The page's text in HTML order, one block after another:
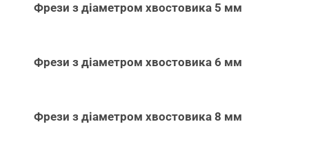
Фрези з діаметром хвостовика 5 мм
Фрези з діаметром хвостовика 6 мм
Фрези з діаметром хвостовика 8 мм